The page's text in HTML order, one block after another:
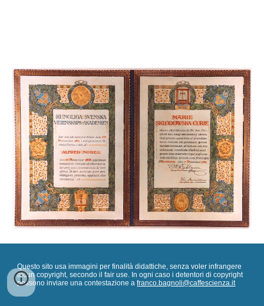
Questo sito usa immagini per finalità didattiche, senza voler infrangere
alcun copyright, secondo il fair use. In ogni caso i detentori di copyright
possono inviare una contestazione afranco.bagnoli@caffescienza.it